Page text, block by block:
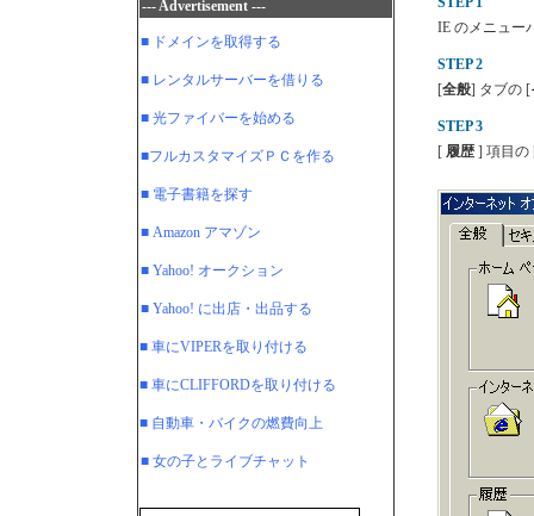
--- Advertisement ---
■ ドメインを取得する
■ レンタルサーバーを借りる
■ 光ファイバーを始める
■フルカスタマイズＰＣを作る
■ 電子書籍を探す
■ Amazon アマゾン
■ Yahoo! オークション
■ Yahoo! に出店・出品する
■ 車にVIPERを取り付ける
■ 車にCLIFFORDを取り付ける
■ 自動車・バイクの燃費向上
■ 女の子とライブチャット
IE のメニュー
STEP 2
[全般] タブの [
STEP 3
[ 履歴 ] 項目